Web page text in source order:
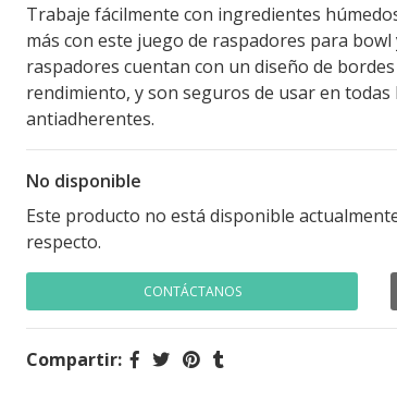
Trabaje fácilmente con ingredientes
más con este juego de raspadores para
raspadores cuentan con un diseño de
rendimiento, y son seguros de usar en todas
antiadherentes.
No disponible
Este producto no está disponible
respecto.
CONTÁCTANOS
Compartir: